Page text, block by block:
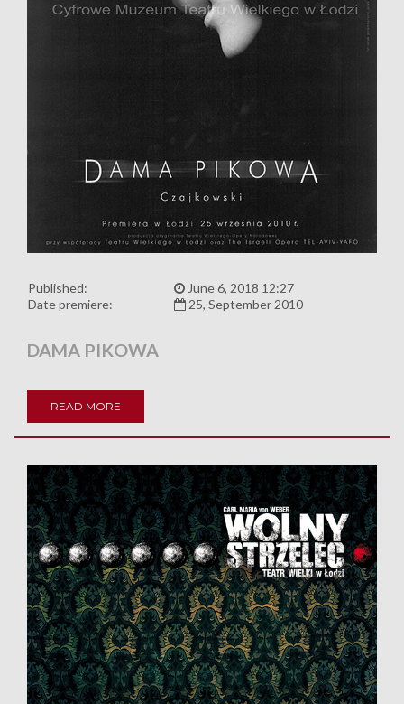
Published:
June 6, 2018 12:27
Date premiere:
25, September 2010
DAMA PIKOWA
READ MORE